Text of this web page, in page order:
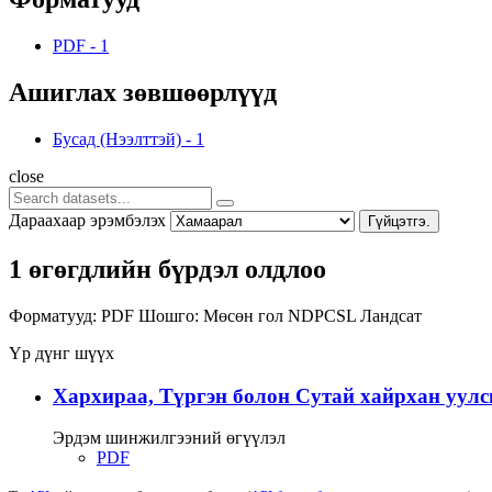
PDF - 1
Ашиглах зөвшөөрлүүд
Бусад (Нээлттэй) - 1
close
Дараахаар эрэмбэлэх Гүйцэтгэ.
1 өгөгдлийн бүрдэл олдлоо
Форматууд: PDF Шошго: Мөсөн гол NDPCSL Ландсат
Үр дүнг шүүх
Хархираа, Түргэн болон Сутай хайрхан
Эрдэм шинжилгээний өгүүлэл
PDF